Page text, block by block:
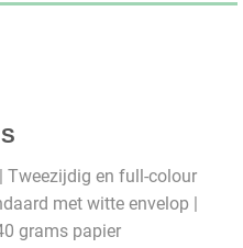
Tweezijdig en full-colour
met witte envelop |
grams papier